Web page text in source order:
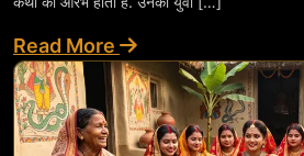
Read More